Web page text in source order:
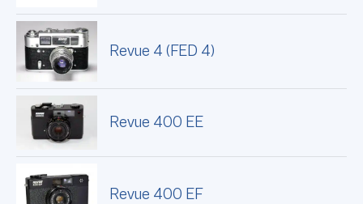
Revue 4 (FED 4)
Revue 400 EE
Revue 400 EF